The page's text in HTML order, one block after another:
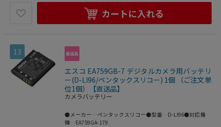
カートに入れる
13
エスコ EA759GB-7 デジタルカメラ用バッテリ
ー(D-LI96/ペンタックスリコー) 1個 （ご注文単
位1個）【直送品】
カメラバッテリー
●メーカー…ペンタックスリコー●型番…D-LI96●対応機
種…EA759GA-179